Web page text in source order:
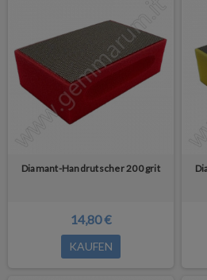
Diamant-Handrutscher 200 grit
14,80 €
KAUFEN